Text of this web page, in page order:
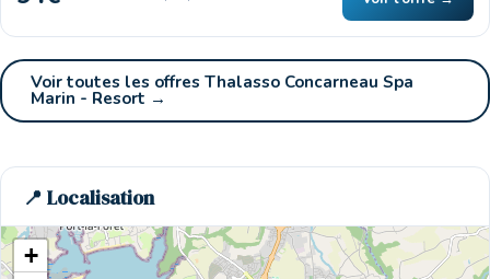
Voir toutes les offres Thalasso Concarneau Spa
Marin - Resort →
📍 Localisation
+